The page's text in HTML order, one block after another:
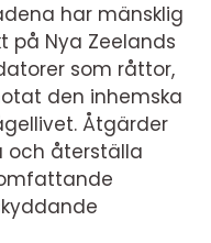
har mänsklig
på Nya Zeelands
som råttor,
den inhemska
Åtgärder
och återställa